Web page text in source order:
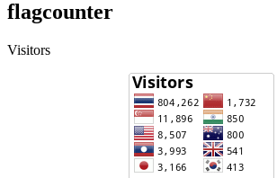
flagcounter
Visitors